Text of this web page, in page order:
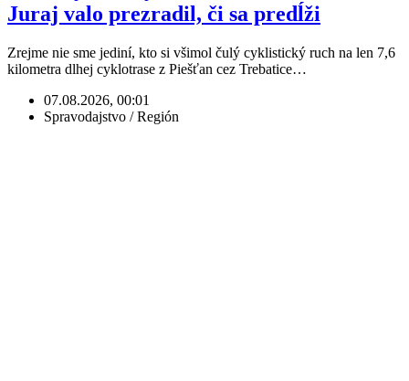
Juraj valo prezradil, či sa predĺži
Zrejme nie sme jediní, kto si všimol čulý cyklistický ruch na len 7,6
kilometra dlhej cyklotrase z Piešťan cez Trebatice…
07.08.2026, 00:01
Spravodajstvo / Región